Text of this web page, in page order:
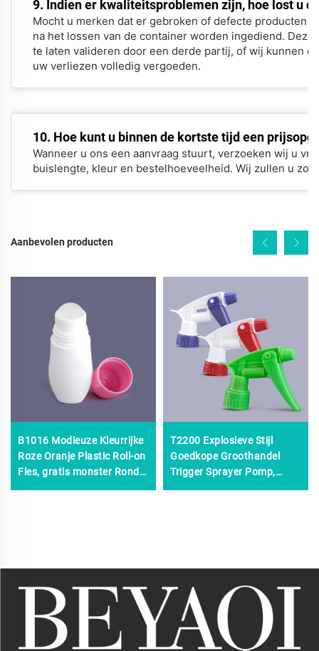
9. Indien er kwaliteitsproblemen zijn, hoe lost u
Mocht u merken dat er gebroken of defecte producten
na het lossen van de container worden ingediend.
te laten valideren door een derde partij, of wij kunnen
uw verliezen volledig vergoeden.
10. Hoe kunt u binnen de kortste tijd een
Wanneer u ons een aanvraag stuurt, verzoeken wij u
buislengte, kleur en bestelhoeveelheid. Wij zullen u
Aanbevolen producten
B1016 Modieuze Kleurrijke
Roze Oranje Plastic Roll-on
Fles, gratis monster Ronde
T2200 Explosieve Stijl
Goedkope Groothandel
Trigger Sprayer Pomp,